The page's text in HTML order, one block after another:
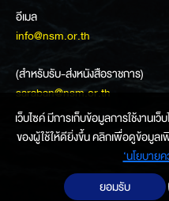
อีเมล
info@nsm.or.th
(สำหรับรับ-ส่งหนังสือราชการ)
saraban@nsm.or.th
เว็บไซค์ มีการเก็บข้อมูลการใช้งา
ของผู้ใช้ให้ดียิ่งขึ้น คลิกเพื่อดูข้อมูลเ
‘นโยบาย
ยอมรับ